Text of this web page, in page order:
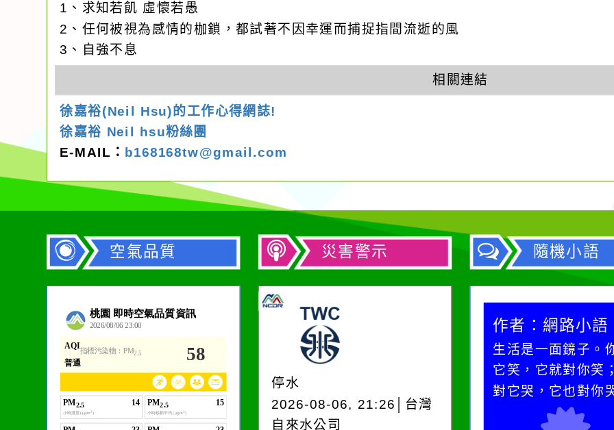
1、求知若飢 虛懷若愚
2、任何被視為感情的枷鎖，都試著不因幸運而捕捉指間流逝的風
3、自強不息
相關連結
徐嘉裕(Neil Hsu)的工作心得網誌!
徐嘉裕 Neil hsu粉絲團
E-MAIL： b168168tw@gmail.com
空氣品質 災害警示
停水
2026-08-06, 21:26│台灣
自來水公司
隨機小語
在實現理想的路途中，
必須排除一切干擾，特
別是要看清那些美麗的
誘惑。
作者：網路小語
一杯清水因滴入一滴污
在而變清澈。
作者：網路小語
生活是一面鏡子。
它笑，它就對你笑
對它哭，它也對你